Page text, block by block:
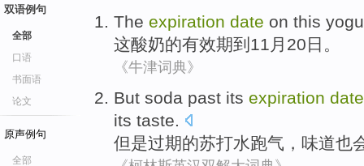
双语例句
全部
口语
书面语
论文
原声例句
全部
The expiration date on this
这酸奶的有效期到 11 月 20 日。
《牛津词典》
But soda past its expiration date
its taste.
但是过期的苏打水跑气 ， 味道也